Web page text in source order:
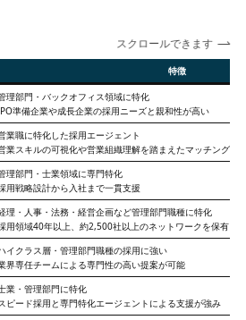
スクロールできます
特徴
理部門・バックオフィス領域に特化
準備企業や成長企業の採用ニーズと親和性が高い
業職に特化した採用エージェント
業スキルの可視化や営業組織理解を踏まえたマッチングに
理部門・士業領域に専門特化
用戦略設計から入社まで一貫支援
理・人事・法務・経営企画など管理部門職種に特化
用領域40年以上、約2,500社以上のネットワークを保有
イクラス層・管理部門職種の採用に強い
界専任チームによる専門性の高い提案が可能
業・管理部門に特化
ピード採用と専門特化エージェントによる支援が強み